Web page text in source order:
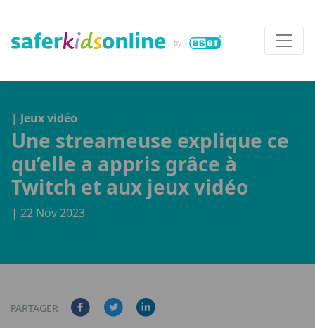
| Jeux vidéo
Une streameuse explique ce
qu’elle a appris grâce à
Twitch et aux jeux vidéo
| 22 Nov 2023
PARTAGER